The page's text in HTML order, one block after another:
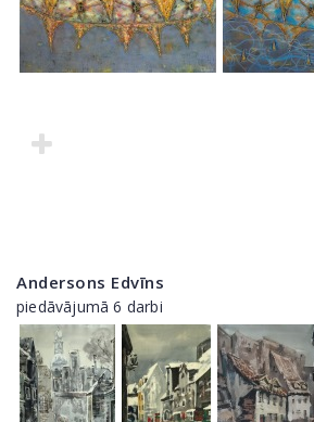
Andersons Edvīns
piedāvājumā 6 darbi